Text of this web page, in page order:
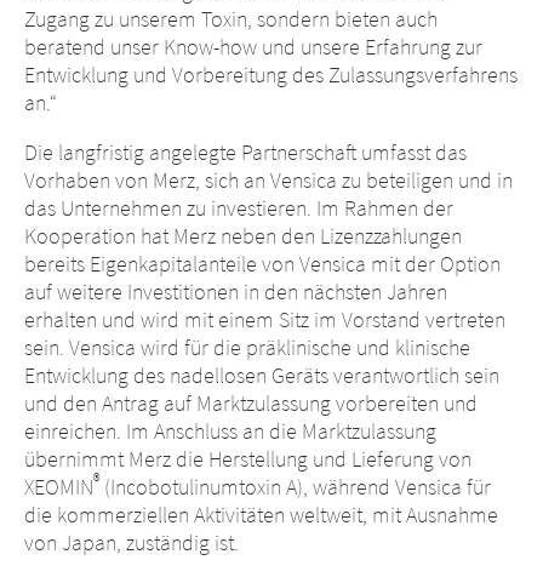
Zugang zu unserem Toxin, sondern bieten auch
beratend unser Know-how und unsere Erfahrung zur
Entwicklung und Vorbereitung des Zulassungsverfahrens
an.“
Die langfristig angelegte Partnerschaft umfasst das
Vorhaben von Merz, sich an Vensica zu beteiligen und in
das Unternehmen zu investieren. Im Rahmen der
Kooperation hat Merz neben den Lizenzzahlungen
bereits Eigenkapitalanteile von Vensica mit der Option
auf weitere Investitionen in den nächsten Jahren
erhalten und wird mit einem Sitz im Vorstand vertreten
sein. Vensica wird für die präklinische und klinische
Entwicklung des nadellosen Geräts verantwortlich sein
und den Antrag auf Marktzulassung vorbereiten und
einreichen. Im Anschluss an die Marktzulassung
übernimmt Merz die Herstellung und Lieferung von
XEOMIN®(Incobotulinumtoxin A), während Vensica für
die kommerziellen Aktivitäten weltweit, mit Ausnahme
von Japan, zuständig ist.